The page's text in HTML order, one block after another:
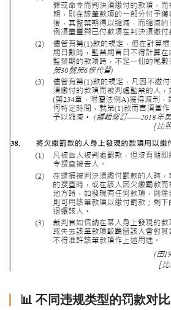
📊 不同违规类型的罚款对比